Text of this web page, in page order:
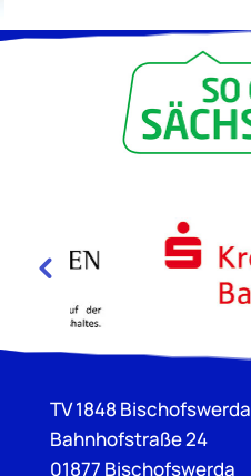
TV 1848 Bischofswerda
Bahnhofstraße 24
01877 Bischofswerda